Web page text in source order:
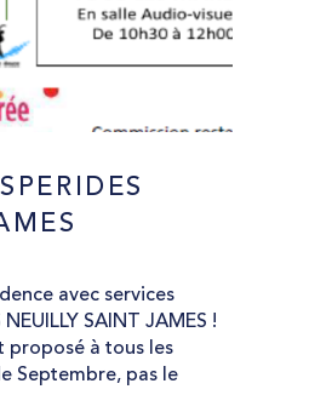
avec services
NEUILLY SAINT JAMES !
proposé à tous les
Septembre, pas le